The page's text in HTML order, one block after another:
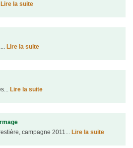
Lire la suite
Lire la suite
Lire la suite
campagne 2011... Lire la suite